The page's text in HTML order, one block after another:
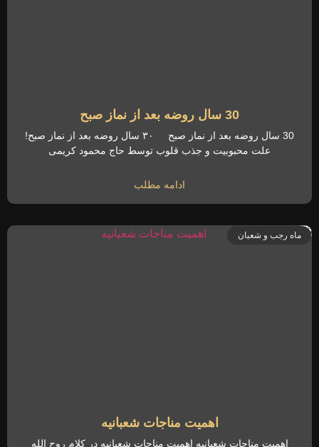
30 سال روضه بعد از نماز صبح
30 سال روضه بعد از نماز صبح ۳۰ سال روضه بعد از نماز صبح!
علت محبوبیت و جذب قلوب توسط حاج محمود کریمی
ادامه مطلب
ماه رجب و شعبان
اهمیت مناجات شعبانیه
اهمیت مناجات شعبانیه اهمیت مناجات شعبانیه در کلام روح الله